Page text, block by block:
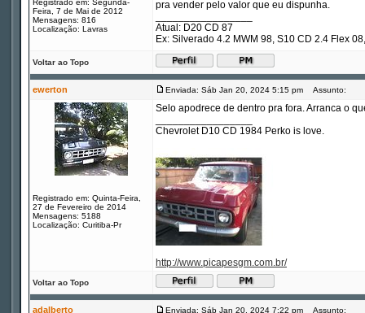
Registrado em: Segunda-
Feira, 7 de Mai de 2012
Mensagens: 816
Localização: Lavras
pra vender pelo valor que eu dispunha.
Atual: D20 CD 87
Ex: Silverado 4.2 MWM 98, S10 CD 2.4 Flex
Voltar ao Topo
ewerton Enviada: Sáb Jan 20, 2024 5:15 pm Assunto:
Registrado em: Quinta-Feira,
27 de Fevereiro de 2014
Mensagens: 5188
Localização: Curitiba-Pr
Selo apodrece de dentro pra fora. Arranca o
Chevrolet D10 CD 1984 Perko is love.
http://www.picapesgm.com.br/
Voltar ao Topo
adalberto Enviada: Sáb Jan 20, 2024 7:22 pm Assunto: